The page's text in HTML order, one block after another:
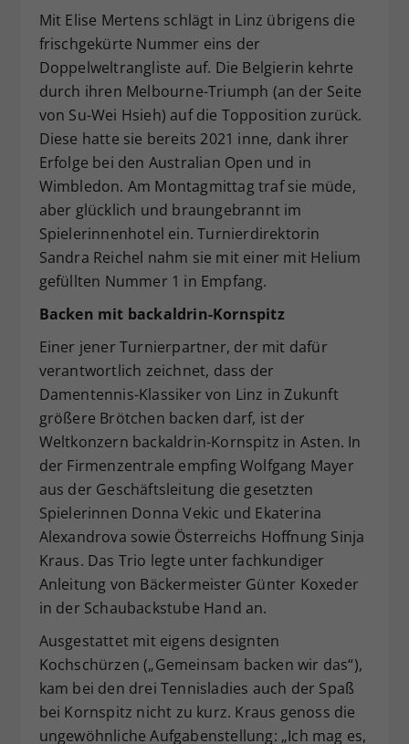
Mit Elise Mertens schlägt in Linz übrigens die
frischgekürte Nummer eins der
Doppelweltrangliste auf. Die Belgierin kehrte
durch ihren Melbourne-Triumph (an der Seite
von Su-Wei Hsieh) auf die Topposition zurück.
Diese hatte sie bereits 2021 inne, dank ihrer
Erfolge bei den Australian Open und in
Wimbledon. Am Montagmittag traf sie müde,
aber glücklich und braungebrannt im
Spielerinnenhotel ein. Turnierdirektorin
Sandra Reichel nahm sie mit einer mit Helium
gefüllten Nummer 1 in Empfang.
Backen mit backaldrin-Kornspitz
Einer jener Turnierpartner, der mit dafür
verantwortlich zeichnet, dass der
Damentennis-Klassiker von Linz in Zukunft
größere Brötchen backen darf, ist der
Weltkonzern backaldrin-Kornspitz in Asten. In
der Firmenzentrale empfing Wolfgang Mayer
aus der Geschäftsleitung die gesetzten
Spielerinnen Donna Vekic und Ekaterina
Alexandrova sowie Österreichs Hoffnung Sinja
Kraus. Das Trio legte unter fachkundiger
Anleitung von Bäckermeister Günter Koxeder
in der Schaubackstube Hand an.
Ausgestattet mit eigens designten
Kochschürzen („Gemeinsam backen wir das“),
kam bei den drei Tennisladies auch der Spaß
bei Kornspitz nicht zu kurz. Kraus genoss die
ungewöhnliche Aufgabenstellung: „Ich mag es,